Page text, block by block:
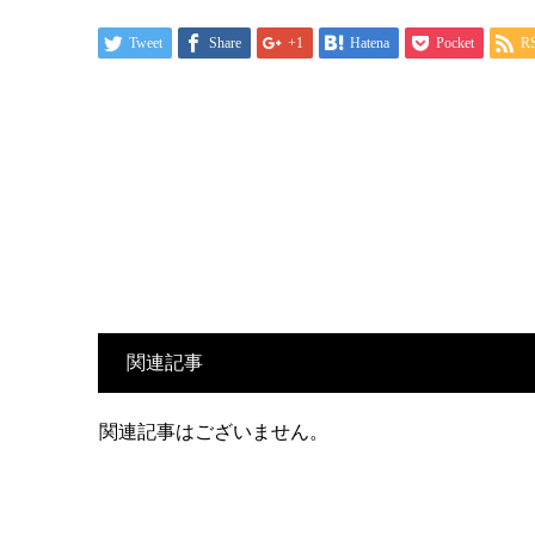
Tweet Share +1 Hatena Pocket
関連記事
関連記事はございません。